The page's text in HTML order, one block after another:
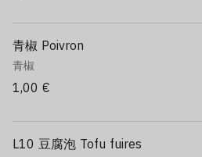
青椒 Poivron
青椒
1,00 €
L10 豆腐泡 Tofu fuires